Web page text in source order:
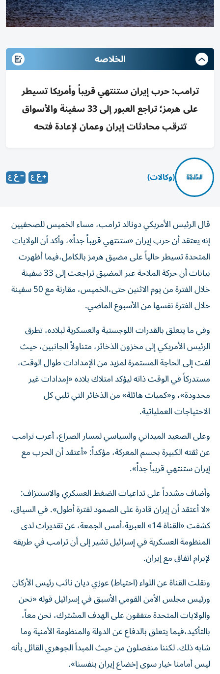
الخلاصه
ترامب: حرب إيران ستنتهي قريباً وأمريكا تسيطر
على هرمز؛ تراجع العبور إلى 33 سفينة والأسواق
تترقب محادثات إيران وعمان لإعادة فتحه
(وكالات)
قال الرئيس الأمريكي ‌دونالد ترامب، مساء الخميس للصحفيين
إنه يعتقد ​أن حرب إيران «ستنتهي قريباً جداً»، وأكد أن الولايات
المتحدة تسيطر حالياً على مضيق هرمز بالكامل،فيما أظهرت
بيانات أن حركة الملاحة عبر المضيق تراجعت إلى 33 سفينة
خلال الفترة من يوم الاثنين حتى،الخميس، مقارنة مع 50 سفينة
خلال الفترة نفسها من الأسبوع الماضي.
وفي ما يتعلق بالقدرات اللوجستية والعسكرية لبلاده، تطرق
الرئيس الأمريكي إلى مخزون الذخائر، متناولاً الجانبين، حيث
لفت إلى الحاجة المستمرة لمزيد من الإمدادات طوال الوقت،
مستدركاً في الوقت ذاته ليؤكد امتلاك بلاده «إمدادات غير
محدودة»، و«كميات هائلة» من الذخائر التي تلبي كل
الاحتياجات العملياتية.
وعلى الصعيد الميداني والسياسي لمسار الصراع، أعرب ترامب
عن ثقته الكبيرة بحسم المعركة، مؤكداً: «أعتقد أن الحرب مع
إيران ستنتهي قريباً جداً».
وأضاف مشدداً على تداعيات الضغط العسكري والاستنزاف:
«لا أعتقد أن إيران قادرة على الصمود لفترة أطول». في السياق،
كشفت «القناة 14» العبرية،أمس الجمعة، عن تقديرات لدى
المنظومة العسكرية في إسرائيل تشير إلى أن ترامب في طريقه
لإبرام اتفاق مع إيران.
ونقلت القناة عن اللواء (احتياط) عوزي ديان نائب رئيس الأركان
ورئيس مجلس الأمن القومي الأسبق في إسرائيل قوله «نحن
والولايات المتحدة متفقون على الهدف المشترك، نحن معاً،
بالتأكيد،فيما يتعلق بالدفاع عن الدولة والمنظومة الأمنية وما
شابه ذلك. لكننا منفصلون من حيث المبدأ الجوهري القائل بأنه
ليس أمامنا خيار سوى إخضاع إيران بنفسنا».